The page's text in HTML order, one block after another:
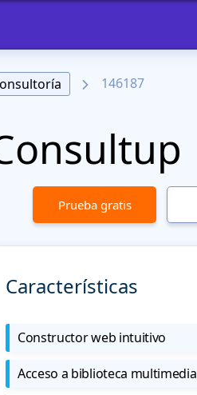
146187
Prueba gratis
Características
Constructor web intuitivo
Acceso a biblioteca multimedia